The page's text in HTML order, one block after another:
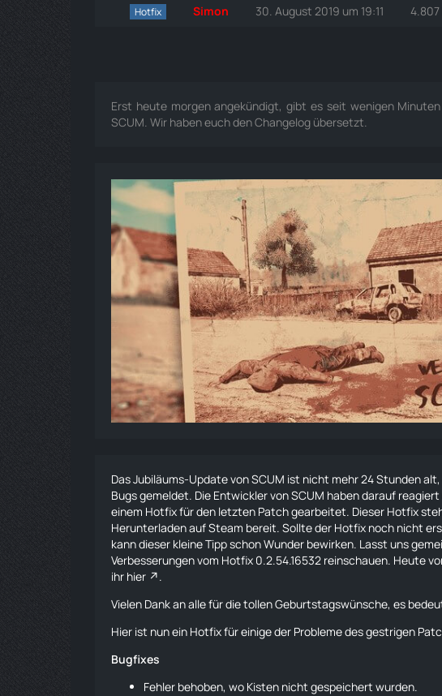
Hotfix Simon 30. August 2019 um 19:11 4.807
Erst heute morgen angekündigt, gibt es seit wenigen
SCUM. Wir haben euch den Changelog übersetzt.
Das Jubiläums-Update von SCUM ist nicht mehr 24 Stunden
Bugs gemeldet. Die Entwickler von SCUM haben darauf
einem Hotfix für den letzten Patch gearbeitet. Dieser Hotfix
Herunterladen auf Steam bereit. Sollte der Hotfix noch nicht
kann dieser kleine Tipp schon Wunder bewirken. Lasst uns
Verbesserungen vom Hotfix 0.2.54.16532 reinschauen. Heute
ihr hier
.
Vielen Dank an alle für die tollen Geburtstagswünsche, es
Hier ist nun ein Hotfix für einige der Probleme des gestrigen
Bugfixes
Fehler behoben, wo Kisten nicht gespeichert wurden.